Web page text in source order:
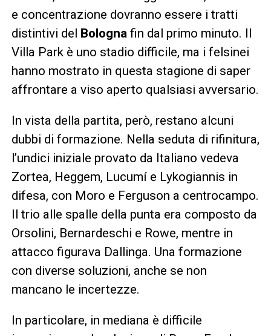
e concentrazione dovranno essere i tratti
distintivi del Bologna fin dal primo minuto. Il
Villa Park è uno stadio difficile, ma i felsinei
hanno mostrato in questa stagione di saper
affrontare a viso aperto qualsiasi avversario.
In vista della partita, però, restano alcuni
dubbi di formazione. Nella seduta di rifinitura,
l’undici iniziale provato da Italiano vedeva
Zortea, Heggem, Lucumí e Lykogiannis in
difesa, con Moro e Ferguson a centrocampo.
Il trio alle spalle della punta era composto da
Orsolini, Bernardeschi e Rowe, mentre in
attacco figurava Dallinga. Una formazione
con diverse soluzioni, anche se non
mancano le incertezze.
In particolare, in mediana è difficile